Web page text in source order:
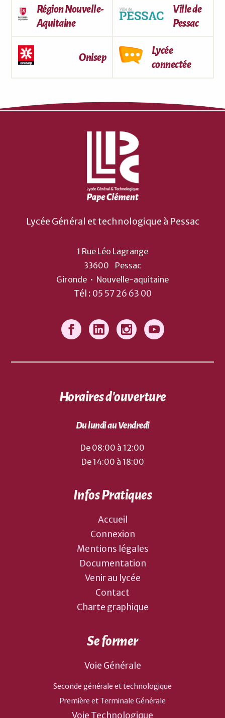
Région Nouvelle-
Aquitaine
Ville de
Pessac
Onisep
Lycée
connectée
Lycée Général et technologique à Pessac
1 Rue Léo Lagrange
33600
Pessac
Gironde • Nouvelle-aquitaine
Tél : 05 57 26 63 00
Horaires d'ouverture
Du lundi au Vendredi
De 08:00 à 12:00
De 14:00 à 18:00
Infos Pratiques
Accueil
Connexion
Mentions légales
Documentation
Venir au lycée
Contact
Charte graphique
Se former
Voie Générale
Seconde générale et technologique
Première et Terminale Générale
Voie Technologique